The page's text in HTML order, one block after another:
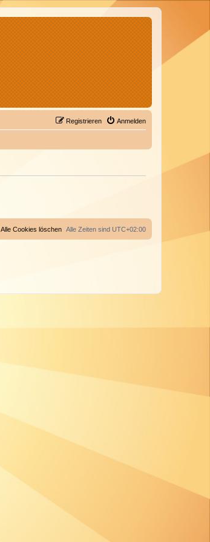
Anmelden
Registrieren
Alle Zeiten sind UTC+02:00
Alle Cookies löschen